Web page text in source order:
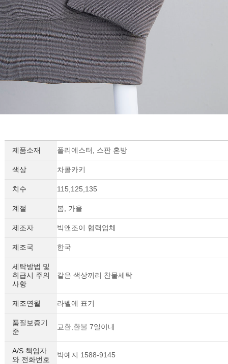
제품소재 폴리에스터, 스판 혼방
색상 차콜카키
치수 115,125,135
계절 봄, 가을
제조자 빅앤조이 협력업체
제조국 한국
세탁방법 및
취급시 주의
사항
같은 색상끼리 찬물세탁
제조연월 라벨에 표기
품질보증기
준
교환,환불 7일이내
A/S 책임자
와 전화번호
박예지 1588-9145